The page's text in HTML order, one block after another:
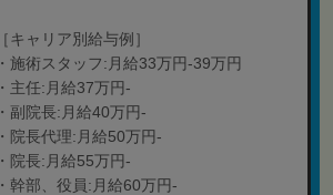
［キャリア別給与例］
・施術スタッフ:月給33万円-39万円
・主任:月給37万円-
・副院長:月給40万円-
・院長代理:月給50万円-
・院長:月給55万円-
・幹部、役員:月給60万円-